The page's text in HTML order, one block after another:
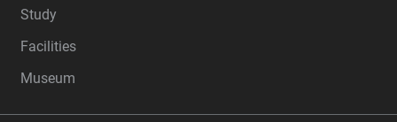
Study
Facilities
Museum